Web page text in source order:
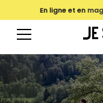
En ligne et en